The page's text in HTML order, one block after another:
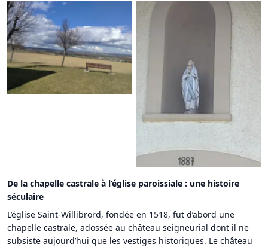
Guirsch, sur les pas de
saint Willibrord
Guirsch, sur les pas de
saint Willibrord
De la chapelle castrale à l’église paroissiale : une histoire
séculaire
L’église Saint-Willibrord, fondée en 1518, fut d’abord une
chapelle castrale, adossée au château seigneurial dont il ne
subsiste aujourd’hui que les vestiges historiques. Le château